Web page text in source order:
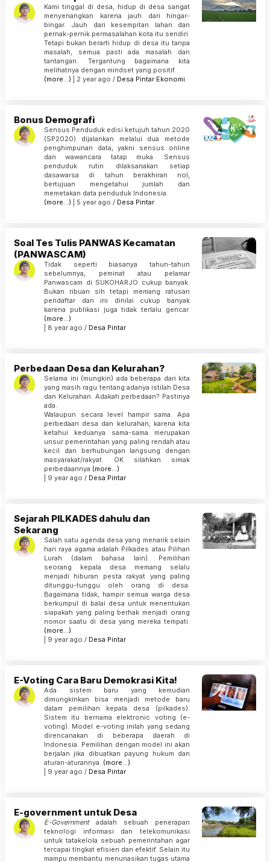
Kami tinggal di desa, hidup di desa sangat
menyenangkan karena jauh dari hingar-
bingar. Jauh dari kesempitan lahan dan
pernak-pernik permasalahan kota itu sendiri.
Tetapi bukan berarti hidup di desa itu tanpa
masalah, semua pasti ada masalah dan
tantangan. Tergantung bagaimana kita
melihatnya dengan mindset yang positif.
(more…) | 2 year ago / Desa Pintar Ekonomi
Bonus Demografi
Sensus Penduduk edisi ketujuh tahun 2020
(SP2020) dijalankan melalui dua metode
penghimpunan data, yakni sensus online
dan wawancara tatap muka. Sensus
penduduk rutin dilaksanakan setiap
dasawarsa di tahun berakhiran nol,
bertujuan mengetahui jumlah dan
memetakan data penduduk Indonesia.
(more…) | 5 year ago / Desa Pintar
Soal Tes Tulis PANWAS Kecamatan
(PANWASCAM)
Tidak seperti biasanya tahun-tahun
sebelumnya, peminat atau pelamar
Panwascam di SUKOHARJO cukup banyak.
Bukan ribuan sih tetapi memang ratusan
pendaftar dan ini dinilai cukup banyak
karena publikasi juga tidak terlalu gencar.
(more…)
| 8 year ago / Desa Pintar
Perbedaan Desa dan Kelurahan?
Selama ini (mungkin) ada beberapa dari kita
yang masih ragu tentang adanya istilah Desa
dan Kelurahan. Adakah perbedaan? Pastinya
ada.
Walaupun secara level hampir sama. Apa
perbedaan desa dan kelurahan, karena kita
ketahui keduanya sama-sama merupakan
unsur pemerintahan yang paling rendah atau
kecil dan berhubungan langsung dengan
masyarakat/rakyat. OK silahkan simak
perbedaannya (more…)
| 9 year ago / Desa Pintar
Sejarah PILKADES dahulu dan
Sekarang
Salah satu agenda desa yang menarik selain
hari raya agama adalah Pilkades atau Pilihan
Lurah (dalam bahasa lain). Pemilihan
seorang kepala desa memang selalu
menjadi hiburan pesta rakyat yang paling
ditunggu-tunggu oleh orang di desa.
Bagaimana tidak, hampir semua warga desa
berkumpul di balai desa untuk menentukan
siapakah yang paling berhak menjadi orang
nomor saatu di desa yang mereka tempati.
(more…)
| 9 year ago / Desa Pintar
E-Voting Cara Baru Demokrasi Kita!
Ada sistem baru yang kemudian
dimungkinkan bisa menjadi metode baru
dalam pemilihan kepala desa (pilkades).
Sistem itu bernama elektronic voting (e-
voting). Model e-voting inilah yang sedang
direncanakan di beberapa daerah di
Indonesia. Pemilihan dengan model ini akan
berjalan jika dibuatkan payung hukum dan
aturan-aturannya. (more…)
| 9 year ago / Desa Pintar
E-government untuk Desa
E-Governmentadalah sebuah penerapan
teknologi informasi dan telekomunikasi
untuk tatakelola sebuah pemerintahan agar
tercapai tingkat efisien dan efektif. Selain itu
mampu membantu menunasikan tugas utama